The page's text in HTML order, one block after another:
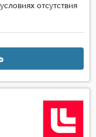
отсутствия